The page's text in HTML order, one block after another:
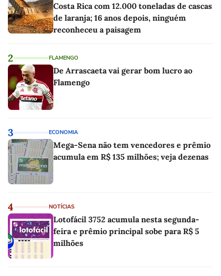
Costa Rica com 12.000 toneladas de cascas
de laranja; 16 anos depois, ninguém
reconheceu a paisagem
2 FLAMENGO
De Arrascaeta vai gerar bom lucro ao
Flamengo
3 ECONOMIA
Mega-Sena não tem vencedores e prêmio
acumula em R$ 135 milhões; veja dezenas
4 NOTÍCIAS
Lotofácil 3752 acumula nesta segunda-
feira e prêmio principal sobe para R$ 5
milhões